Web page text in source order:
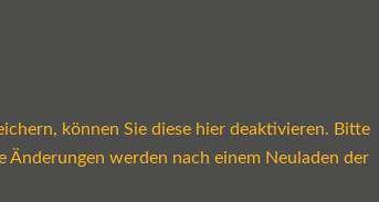
können Sie diese hier deaktivieren. Bitte
Änderungen werden nach einem Neuladen der